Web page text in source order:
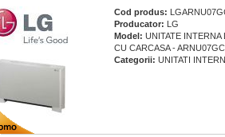
Cod produs:
Producator: LG
Model:UNITATE INTERNA
CU CARCASA -
Categorii:UNITATI